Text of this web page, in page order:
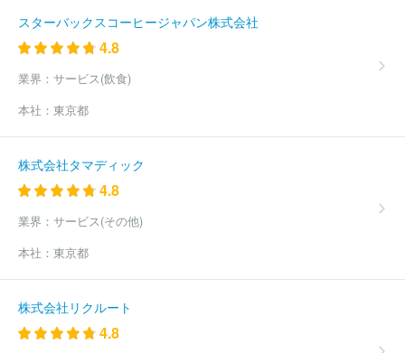
ａｙｓ Ｇｒｏｕｐ Ｑ．Ｃ．Ｓ．Ｃ
スプリング・ジャパン株式会
社
ジェットスター・ジャパン株式会社
株式会社パスコ
スカイマーク株式会社
エイズ・ピーエルシー
国際航業株式会社
新日本ヘリコプター株式会社
株式会社ワール
ドコンサルタント
株式会社平野ロジスティクス
アクティブエンジニア
バニラ・エア株式会社
株式会社ス
ンサルタント
株式会社
スターバックスコーヒージャパン株式会社
4.8
業界： サービス(飲食)
本社： 東京都
株式会社タマディック
4.8
業界： サービス(その他)
本社： 東京都
株式会社リクルート
4.8